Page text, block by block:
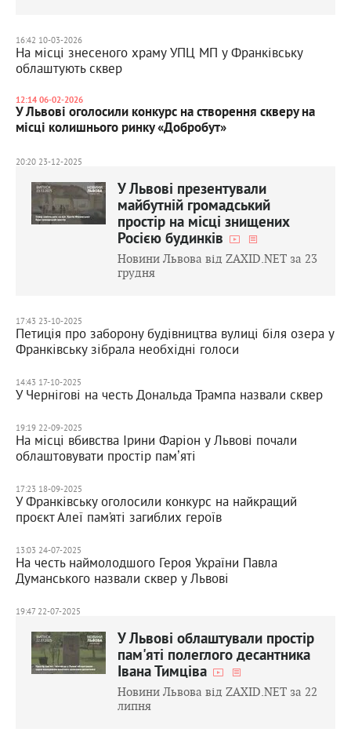
16:42 10-03-2026
На місці знесеного храму УПЦ МП у Франківську
облаштують сквер
12:14 06-02-2026
У Львові оголосили конкурс на створення скверу на
місці колишнього ринку «Добробут»
20:20 23-12-2025
У Львові презентували
майбутній громадський
простір на місці знищених
Росією будинків
Новини Львова від ZAXID.NET за 23
грудня
17:43 23-10-2025
Петиція про заборону будівництва вулиці біля озера у
Франківську зібрала необхідні голоси
14:43 17-10-2025
У Чернігові на честь Дональда Трампа назвали сквер
19:19 22-09-2025
На місці вбивства Ірини Фаріон у Львові почали
облаштовувати простір памʼяті
17:23 18-09-2025
У Франківську оголосили конкурс на найкращий
проєкт Алеї пам’яті загиблих героїв
13:03 24-07-2025
На честь наймолодшого Героя України Павла
Думанського назвали сквер у Львові
19:47 22-07-2025
У Львові облаштували простір
пам'яті полеглого десантника
Івана Тимціва
Новини Львова від ZAXID.NET за 22
липня